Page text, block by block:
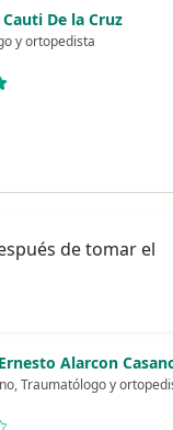
De la Cruz
y ortopedista
de tomar el
Alarcon
Traumatólogo y